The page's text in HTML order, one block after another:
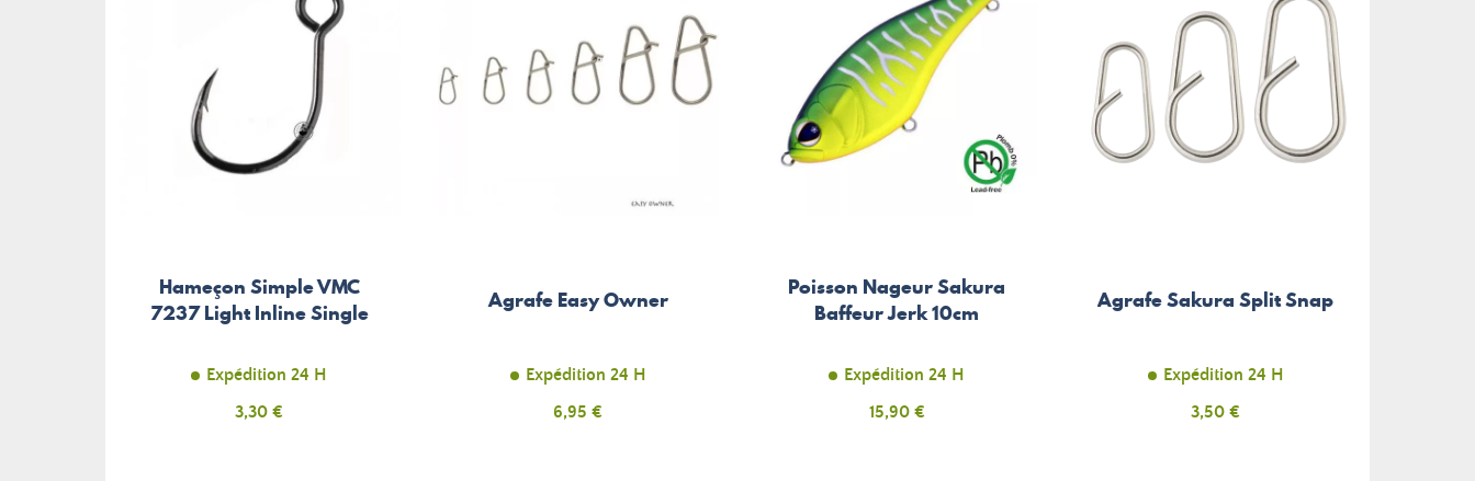
Hameçon Simple VMC
7237 Light Inline Single
Expédition 24 H
Prix
3,30 €
Agrafe Easy Owner
Expédition 24 H
Prix
6,95 €
Poisson Nageur Sakura
Baffeur Jerk 10cm
Expédition 24 H
Prix
15,90 €
Agrafe Sakura Split Snap
Expédition 24 H
Prix
3,50 €